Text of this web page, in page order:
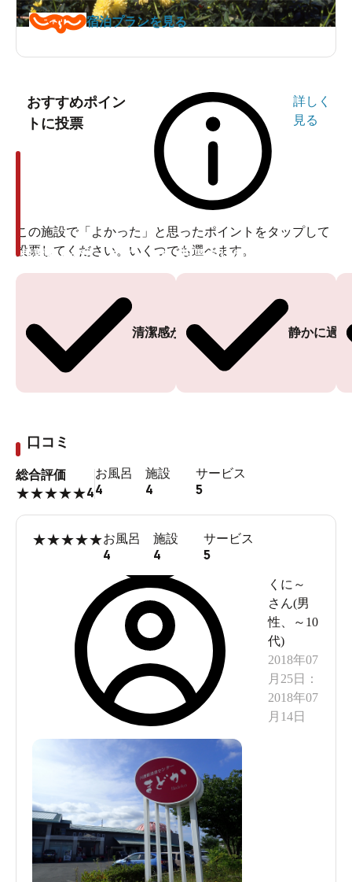
宿泊プランを見る
おすすめポイン
トに投票
詳しく
見る
この施設で「よかった」と思ったポイントをタップして
投票してください。いくつでも選べます。
清潔感がある
投票ありがとうございます
静かに過
投票ありがとうございます
口コミ
総合評価
★★★★★4
お風呂
4
施設
4
サービス
5
★★★★★お風呂
4
施設
4
サービス
5
くに～
さん(男
性
～10
代)
2018年07
月25日
：
2018年07
月14日